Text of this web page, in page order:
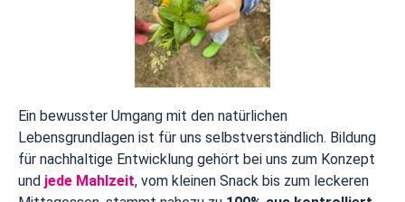
Ein bewusster Umgang mit den natürlichen
Lebensgrundlagen ist für uns selbstverständlich. Bildung
für nachhaltige Entwicklung gehört bei uns zum Konzept
und jede Mahlzeit, vom kleinen Snack bis zum leckeren